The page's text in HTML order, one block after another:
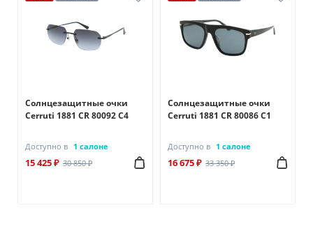
Солнцезащитные очки
Cerruti 1881 CR 80092 C4
Доступно в 1 салоне
15 425 ₽ 30 850 ₽
Солнцезащитные очки
Cerruti 1881 CR 80086 C1
Доступно в 1 салоне
16 675 ₽ 33 350 ₽